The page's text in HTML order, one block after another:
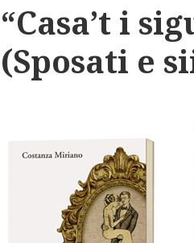
“Casa’t i
(Sposati e